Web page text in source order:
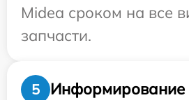
Midea сроком на все
запчасти.
5
Информирование